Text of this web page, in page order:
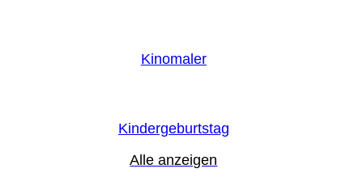
Kinomaler
Kindergeburtstag
Alle anzeigen